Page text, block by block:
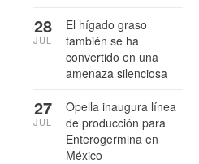
El hígado graso
también se ha
convertido en una
amenaza silenciosa
28
JUL
Opella inaugura línea
de producción para
Enterogermina en
México
27
JUL